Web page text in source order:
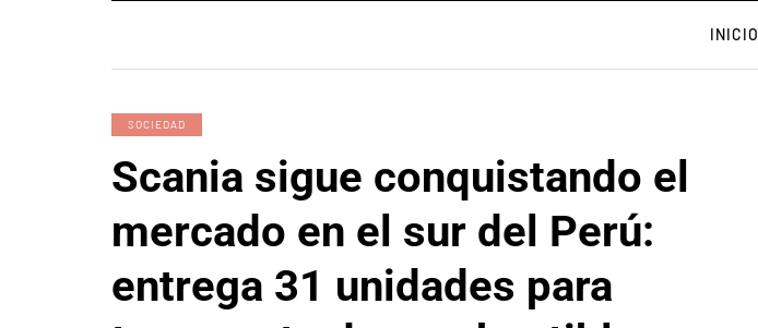
INICIO
SOCIEDAD
Scania sigue conquistando el
mercado en el sur del Perú:
entrega 31 unidades para